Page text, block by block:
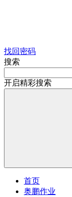
找回密码
搜索
开启精彩搜索
首页
奥鹏作业